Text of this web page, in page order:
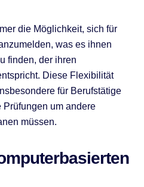
die Möglichkeit, sich für
was es ihnen
finden, der ihren
Diese Flexibilität
für Berufstätige
um andere
müssen.